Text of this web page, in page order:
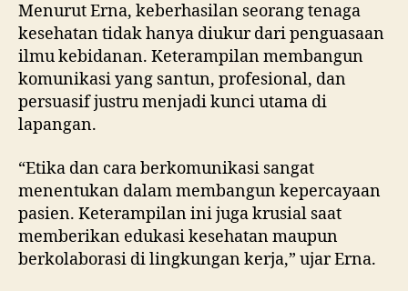
Menurut Erna, keberhasilan seorang tenaga
kesehatan tidak hanya diukur dari penguasaan
ilmu kebidanan. Keterampilan membangun
komunikasi yang santun, profesional, dan
persuasif justru menjadi kunci utama di
lapangan.
“Etika dan cara berkomunikasi sangat
menentukan dalam membangun kepercayaan
pasien. Keterampilan ini juga krusial saat
memberikan edukasi kesehatan maupun
berkolaborasi di lingkungan kerja,” ujar Erna.